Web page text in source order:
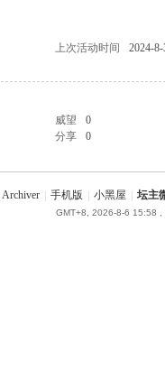
上次活动时间
2024-
威望
0
分享 0
Archiver 手机版 小黑屋 坛主
GMT+8, 2026-8-6 15:58